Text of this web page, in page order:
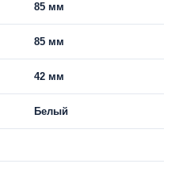
85 мм
85 мм
42 мм
Белый